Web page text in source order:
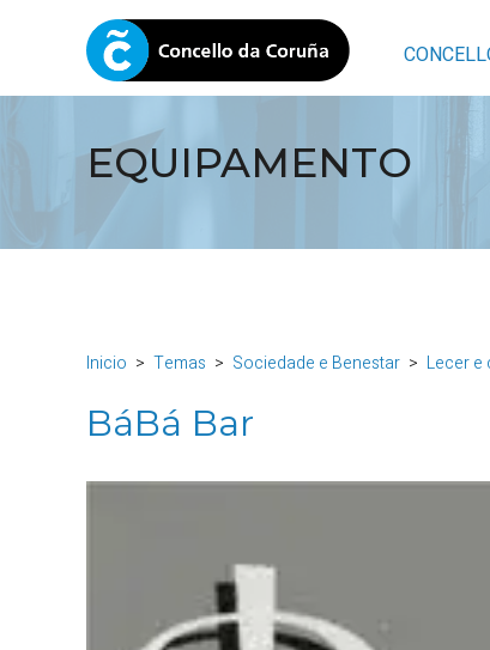
EQUIPAMENTO
Inicio Temas Sociedade e Benestar Lecer e
BáBá Bar